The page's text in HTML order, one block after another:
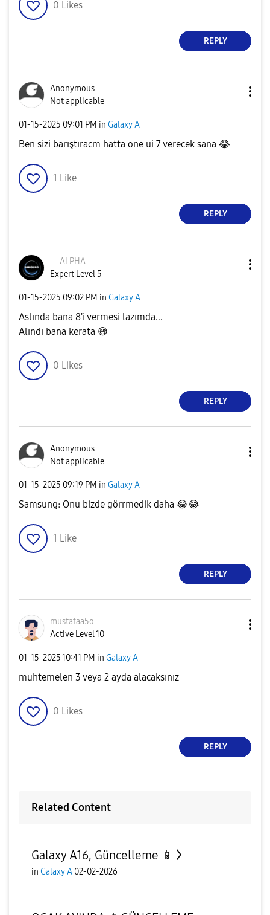
0 Likes
REPLY
Anonymous
Not applicable
‎01-15-2025 09:01 PM in Galaxy A
Ben sizi barıştıracm hatta one ui 7 verecek sana 😂
1 Like
REPLY
__ALPHA__
Expert Level 5
‎01-15-2025 09:02 PM in Galaxy A
Aslında bana 8'i vermesi lazımda...
Alındı bana kerata 😅
0 Likes
REPLY
Anonymous
Not applicable
‎01-15-2025 09:19 PM in Galaxy A
Samsung: Onu bizde görrmedik daha 😂😂
1 Like
REPLY
mustafaa5o
Active Level 10
‎01-15-202510:41 PM in Galaxy A
muhtemelen 3 veya 2 ayda alacaksınız
0 Likes
REPLY
Related Content
Galaxy A16, Güncelleme 📱
in Galaxy A 02-02-2026